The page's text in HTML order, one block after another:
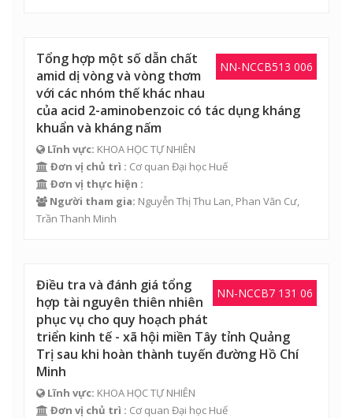
NN-NCCB513 006
Tổng hợp một số dẫn chất
amid dị vòng và vòng thơm
với các nhóm thế khác nhau
của acid 2-aminobenzoic có tác dụng kháng
khuẩn và kháng nấm
Lĩnh vực: KHOA HỌC TỰ NHIÊN
Đơn vị chủ trì : Cơ quan Đại học Huế
Đơn vị thực hiện :
Người tham gia: Nguyễn Thị Thu Lan, Phan Văn Cư,
Trần Thanh Minh
NN-NCCB7 131 06
Điều tra và đánh giá tổng
hợp tài nguyên thiên nhiên
phục vụ cho quy hoạch phát
triển kinh tế - xã hội miền Tây tỉnh Quảng
Trị sau khi hoàn thành tuyến đường Hồ Chí
Minh
Lĩnh vực: KHOA HỌC TỰ NHIÊN
Đơn vị chủ trì : Cơ quan Đại học Huế